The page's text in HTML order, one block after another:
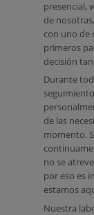
presencial,
de
con uno de
primeros
decisión
Durante
de las
momento.
no se
por eso es
estamos
Nuestra